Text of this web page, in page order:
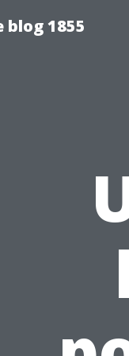
blog 1855